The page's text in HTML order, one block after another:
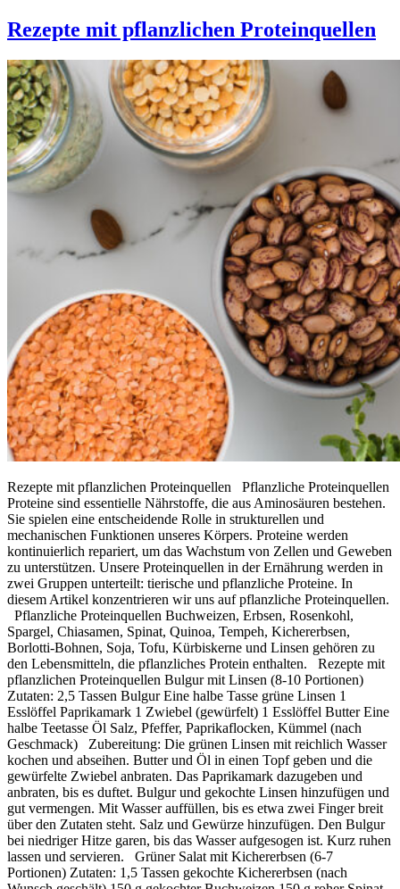
Rezepte mit pflanzlichen Proteinquellen
Rezepte mit pflanzlichen Proteinquellen Pflanzliche Proteinquellen
Proteine sind essentielle Nährstoffe, die aus Aminosäuren bestehen.
Sie spielen eine entscheidende Rolle in strukturellen und
mechanischen Funktionen unseres Körpers. Proteine werden
kontinuierlich repariert, um das Wachstum von Zellen und Geweben
zu unterstützen. Unsere Proteinquellen in der Ernährung werden in
zwei Gruppen unterteilt: tierische und pflanzliche Proteine. In
diesem Artikel konzentrieren wir uns auf pflanzliche Proteinquellen.
Pflanzliche Proteinquellen Buchweizen, Erbsen, Rosenkohl,
Spargel, Chiasamen, Spinat, Quinoa, Tempeh, Kichererbsen,
Borlotti-Bohnen, Soja, Tofu, Kürbiskerne und Linsen gehören zu
den Lebensmitteln, die pflanzliches Protein enthalten. Rezepte mit
pflanzlichen Proteinquellen Bulgur mit Linsen (8-10 Portionen)
Zutaten: 2,5 Tassen Bulgur Eine halbe Tasse grüne Linsen 1
Esslöffel Paprikamark 1 Zwiebel (gewürfelt) 1 Esslöffel Butter Eine
halbe Teetasse Öl Salz, Pfeffer, Paprikaflocken, Kümmel (nach
Geschmack) Zubereitung: Die grünen Linsen mit reichlich Wasser
kochen und abseihen. Butter und Öl in einen Topf geben und die
gewürfelte Zwiebel anbraten. Das Paprikamark dazugeben und
anbraten, bis es duftet. Bulgur und gekochte Linsen hinzufügen und
gut vermengen. Mit Wasser auffüllen, bis es etwa zwei Finger breit
über den Zutaten steht. Salz und Gewürze hinzufügen. Den Bulgur
bei niedriger Hitze garen, bis das Wasser aufgesogen ist. Kurz ruhen
lassen und servieren. Grüner Salat mit Kichererbsen (6-7
Portionen) Zutaten: 1,5 Tassen gekochte Kichererbsen (nach